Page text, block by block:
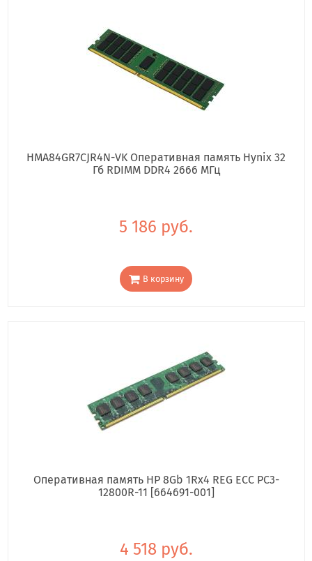
HMA84GR7CJR4N-VK Оперативная память Hynix 32
Гб RDIMM DDR4 2666 МГц
5 186 руб.
В корзину
Оперативная память HP 8Gb 1Rx4 REG ECC PC3-
12800R-11 [664691-001]
4 518 руб.